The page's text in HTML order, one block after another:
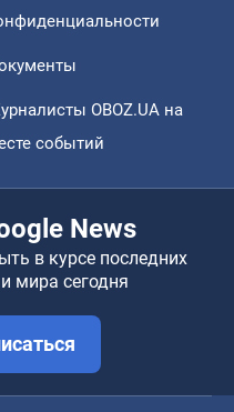
OBOZ.UA на
событий
News
в курсе последних
мира сегодня